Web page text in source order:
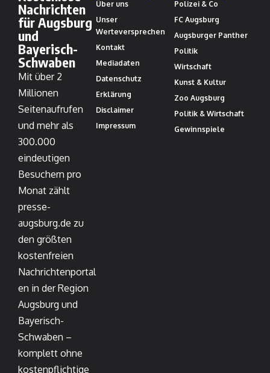
Nachrichten
für Augsburg
und
Bayerisch-
Schwaben
Mit über 2
Millionen
Seitenaufrufen
und mehr als
300.000
eindeutigen
Besuchern pro
Monat zählt
presse-
augsburg.de zu
den größten
kostenfreien
Nachrichtenportal
en in der Region
Augsburg und
Bayerisch-
Schwaben –
komplett ohne
kostenpflichtige
Über uns
Unser
Werteversprechen
Kontakt
Mediadaten
Datenschutz
Erklärung
Disclaimer
Impressum
Polizei & Co
FC Augsburg
Augsburger Panther
Politik
Wirtschaft
Kunst & Kultur
Zoo Augsburg
Politik & Wirtschaft
Gewinnspiele